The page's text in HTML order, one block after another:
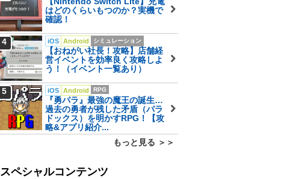
はどのくらいもつのか？実機で
確認！
4 iOS Android シミュレーション
【おねがい社長！攻略】店舗経
営イベントを効率良く攻略しよ
う！（イベント一覧あり）
5 iOS Android RPG
『勇パラ』最強の魔王の誕生…
過去の勇者が残した矛盾（パラ
ドックス）を明かすRPG！【攻
略&アプリ紹介...
もっと見る ＞＞
スペシャルコンテンツ